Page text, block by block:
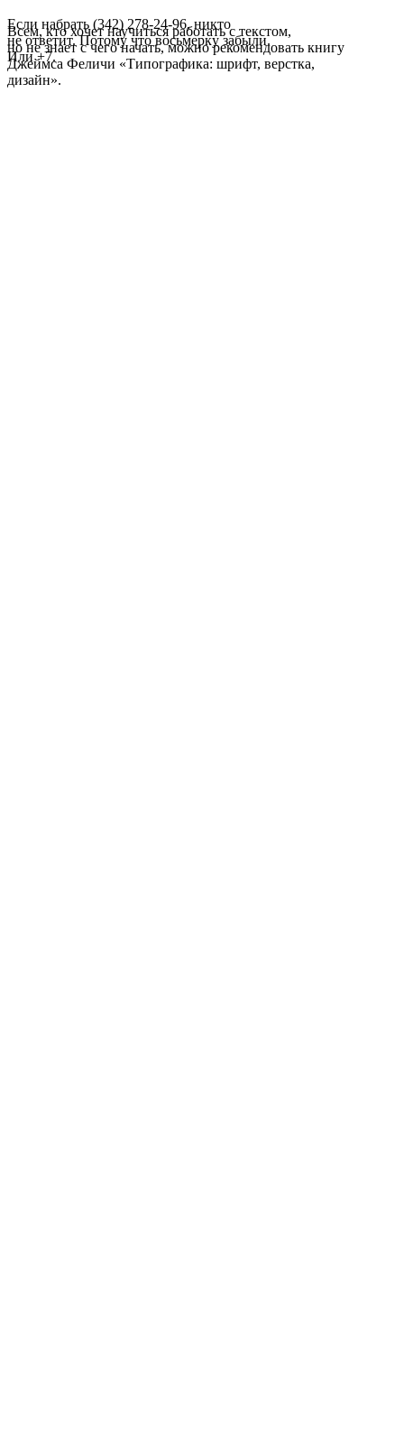
Если набрать (342) 278-24-96, никто
не ответит. Потому что восьмерку забыли.
Или +7.
Всем, кто хочет научиться работать с текстом,
но не знает с чего начать, можно рекомендовать книгу
Джеймса Феличи «Типографика: шрифт, верстка,
дизайн».